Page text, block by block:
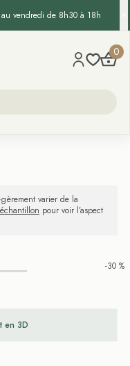
vendredi de 8h30 à 18h
0
varier de la
pour voir l’aspect
-30 %
en 3D